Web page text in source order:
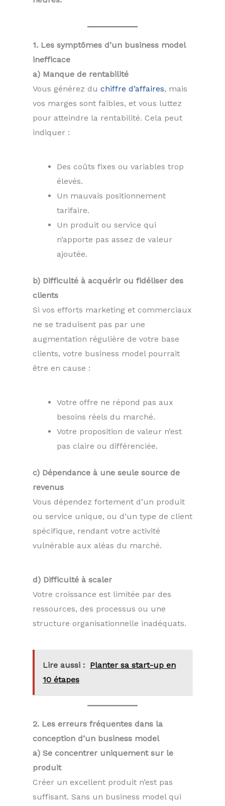
1. Les symptômes d’un business model
inefficace
a) Manque de rentabilité
Vous générez du chiffre d’affaires, mais
vos marges sont faibles, et vous luttez
pour atteindre la rentabilité. Cela peut
indiquer :
Des coûts fixes ou variables trop
élevés.
Un mauvais positionnement
tarifaire.
Un produit ou service qui
n’apporte pas assez de valeur
ajoutée.
b) Difficulté à acquérir ou fidéliser des
clients
Si vos efforts marketing et commerciaux
ne se traduisent pas par une
augmentation régulière de votre base
clients, votre business model pourrait
être en cause :
Votre offre ne répond pas aux
besoins réels du marché.
Votre proposition de valeur n’est
pas claire ou différenciée.
c) Dépendance à une seule source de
revenus
Vous dépendez fortement d’un produit
ou service unique, ou d’un type de client
spécifique, rendant votre activité
vulnérable aux aléas du marché.
d) Difficulté à scaler
Votre croissance est limitée par des
ressources, des processus ou une
structure organisationnelle inadéquats.
Lire aussi : Planter sa start-up en
10 étapes
2. Les erreurs fréquentes dans la
conception d’un business model
a) Se concentrer uniquement sur le
produit
Créer un excellent produit n’est pas
suffisant. Sans un business model qui